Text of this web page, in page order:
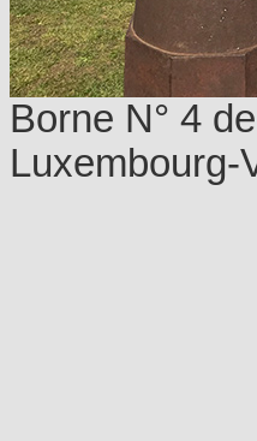
Borne N° 4
Luxembourg-